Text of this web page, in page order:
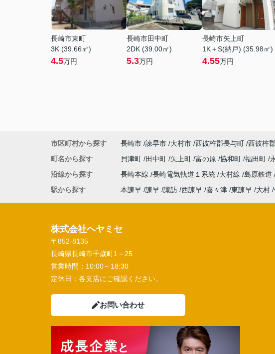
長崎市東町
3K (39.66㎡)
4.5万円
長崎市田中町
2DK (39.00㎡)
5.3万円
長崎市矢上町
1K＋S(納戸) (35.98㎡)
4.55万円
市区町村から探す 長崎市 諫早市 大村市 西彼杵郡長与町 西彼杵
町名から探す
貝津町 田中町 矢上町 富の原 協和町 福田町
沿線から探す
長崎本線 長崎電気軌道１系統 大村線 島原鉄道
駅から探す
本諫早 諫早 諏訪 西諫早 喜々津 東諫早 大村
株式会社ヘヤミセ
〒852-8135
長崎県長崎市千歳町1－25
営業時間： 10:00～18:30
定休日： 各支店にご確認ください。
お問い合わせ